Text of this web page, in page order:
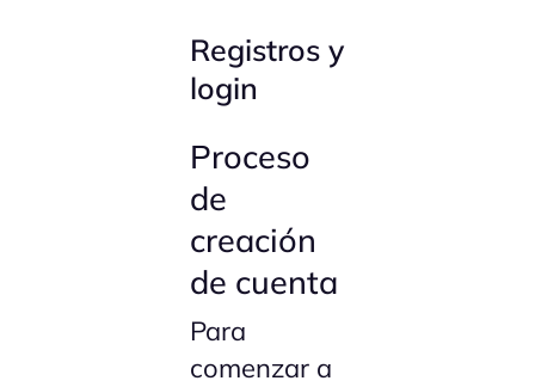
Registros y
login
Proceso
de
creación
de cuenta
Para
comenzar a